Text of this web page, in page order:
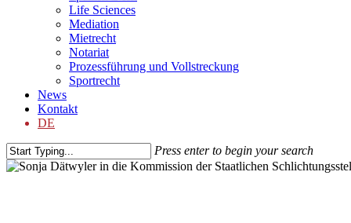
Life Sciences
Mediation
Mietrecht
Notariat
Prozessführung und Vollstreckung
Sportrecht
News
Kontakt
DE
Press enter to begin your search
Close